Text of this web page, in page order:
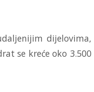
dijelovima,
se kreće oko 3.500